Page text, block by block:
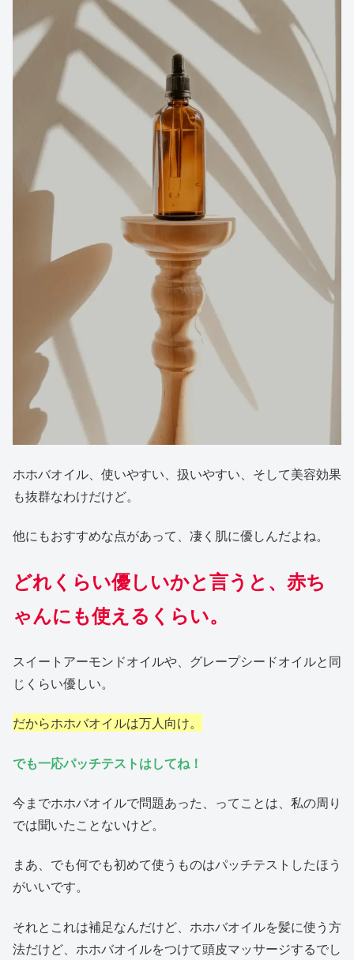
ホホバオイル、使いやすい、扱いやすい、そして美容効果
も抜群なわけだけど。
他にもおすすめな点があって、凄く肌に優しんだよね。
どれくらい優しいかと言うと、赤ち
ゃんにも使えるくらい。
スイートアーモンドオイルや、グレープシードオイルと同
じくらい優しい。
だからホホバオイルは万人向け。
でも一応パッチテストはしてね！
今までホホバオイルで問題あった、ってことは、私の周り
では聞いたことないけど。
まあ、でも何でも初めて使うものはパッチテストしたほう
がいいです。
それとこれは補足なんだけど、ホホバオイルを髪に使う方
法だけど、ホホバオイルをつけて頭皮マッサージするでし